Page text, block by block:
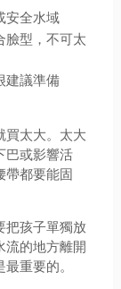
安全水域
臉型，不可太
建議準備
買太大。太大
巴或影響活
帶都要能固
把孩子單獨放
流的地方離開
重要的。